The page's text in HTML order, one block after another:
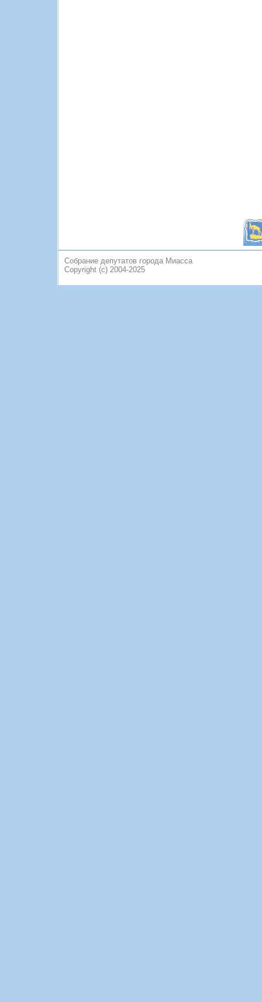
Собрание депутатов города Миасса
Copyright (c) 2004-2025